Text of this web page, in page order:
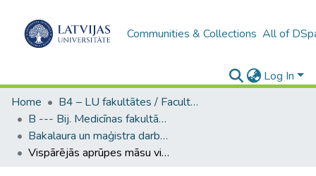
Communities & Collections All of
Log In
Home
B4 – LU fakultātes / Faculties of the UL
B --- Bij. Medicīnas fakultātes studentu noslēguma darbi / Faculty of Medicine - Graduate works
Bakalaura un maģistra darbi (MF) / Bachelor's and Master's theses
Vispārējās aprūpes māsu viedoklis par eitanāzijas legalizēšanu Latvijā